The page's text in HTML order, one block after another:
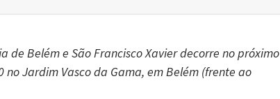
de Belém e São Francisco Xavier decorre no próximo
Jardim Vasco da Gama, em Belém (frente ao